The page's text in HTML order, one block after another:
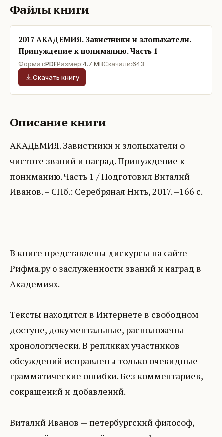
Файлы книги
2017 АКАДЕМИЯ. Завистники и злопыхатели.
Принуждение к пониманию. Часть 1
Формат:PDFРазмер:4.7 MBСкачали:643
Скачать книгу
Описание книги
АКАДЕМИЯ. Завистники и злопыхатели о
чистоте званий и наград. Принуждение к
пониманию. Часть 1 / Подготовил Виталий
Иванов. – СПб.: Серебряная Нить, 2017. –166 с.
В книге представлены дискурсы на сайте
Рифма.ру о заслуженности званий и наград в
Академиях.
Тексты находятся в Интернете в свободном
доступе, документальные, расположены
хронологически. В репликах участников
обсуждений исправлены только очевидные
грамматические ошибки. Без комментариев,
сокращений и добавлений.
Виталий Иванов — петербургский философ,